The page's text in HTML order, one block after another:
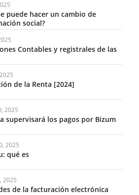
puede hacer un cambio de
social?
Contables y registrales de las
de la Renta [2024]
2025
supervisará los pagos por Bizum
2025
qué es
2025
de la facturación electrónica